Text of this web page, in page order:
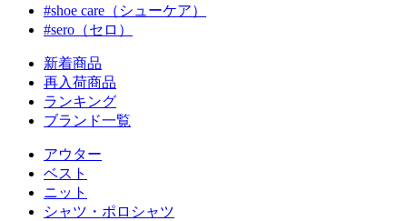
#shoe care（シューケア）
#sero（セロ）
新着商品
再入荷商品
ランキング
ブランド一覧
アウター
ベスト
ニット
シャツ・ポロシャツ